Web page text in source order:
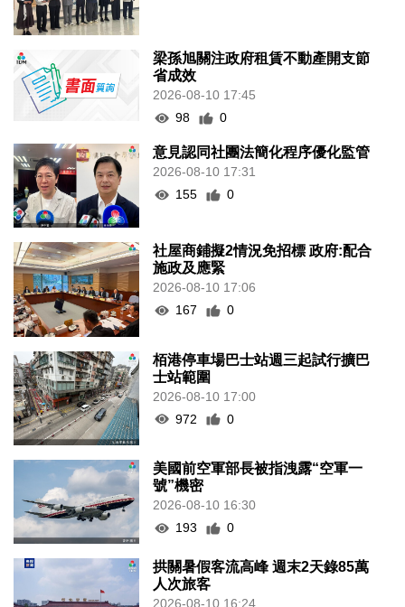
梁孫旭關注政府租賃不動產開支節
省成效
2026-08-10 17:45
98
0
意見認同社團法簡化程序優化監管
2026-08-10 17:31
155
0
社屋商鋪擬2情況免招標 政府:配合
施政及應緊
2026-08-10 17:06
167
0
栢港停車場巴士站週三起試行擴巴
士站範圍
2026-08-10 17:00
972
0
美國前空軍部長被指洩露“空軍一
號”機密
2026-08-10 16:30
193
0
拱關暑假客流高峰 週末2天錄85萬
人次旅客
2026-08-10 16:24